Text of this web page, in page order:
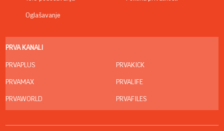
Oglašavanje
PRVA KANALI
PRVAPLUS
PRVAMAX
PRVAWORLD
PRVAKICK
PRVALIFE
PRVAFILES